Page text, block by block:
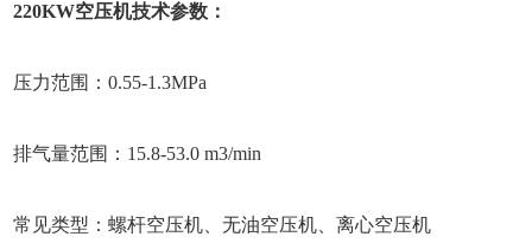
220KW空压机技术参数：
压力范围：0.55-1.3MPa
排气量范围：15.8-53.0 m3/min
常见类型：螺杆空压机、无油空压机、离心空压机